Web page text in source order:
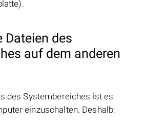
Dateien des
auf dem anderen
des Systembereiches ist es
einzuschalten. Deshalb: